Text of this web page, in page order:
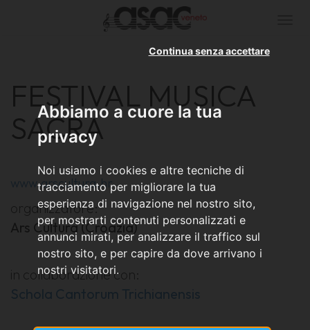
Abbiamo a cuore la tua
privacy
Noi usiamo i cookies e altre tecniche di
tracciamento per migliorare la tua
esperienza di navigazione nel nostro sito,
per mostrarti contenuti personalizzati e
annunci mirati, per analizzare il traffico sul
nostro sito, e per capire da dove arrivano i
nostri visitatori.
Continua senza accettare
FESTIVAL MUSICA
SACRA
www.arscultura.hr
organizzatore:
Ars Cultura (Croazia)
in collaborazione con:
Schola Cantorum Trichianensis